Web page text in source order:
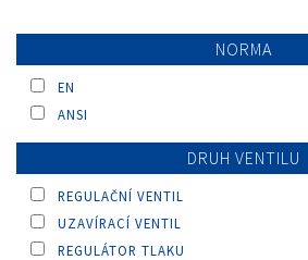
NORMA
EN
ANSI
DRUH VENTILU
REGULAČNÍ VENTIL
UZAVÍRACÍ VENTIL
REGULÁTOR TLAKU